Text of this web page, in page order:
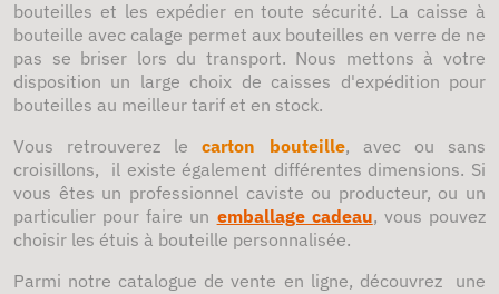
bouteilles et les expédier en toute sécurité. La caisse à
bouteille avec calage permet aux bouteilles en verre de ne
pas se briser lors du transport. Nous mettons à votre
disposition un large choix de caisses d'expédition pour
bouteilles au meilleur tarif et en stock.
Vous retrouverez lecarton bouteille, avec ou sans
croisillons, il existe également différentes dimensions. Si
vous êtes un professionnel caviste ou producteur, ou un
particulier pour faire un emballage cadeau, vous pouvez
choisir les étuis à bouteille personnalisée.
Parmi notre catalogue de vente en ligne, découvrez une